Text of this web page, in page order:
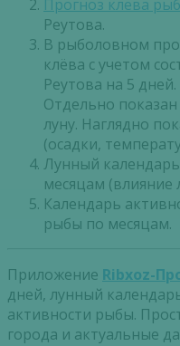
Прогноз клева
Реутова.
В рыболовном
клёва с учетом
Реутова на 5 дней.
Отдельно
луну. Наглядно
(осадки,
Лунный
месяцам (влияние
Календарь
рыбы по месяцам.
Приложение Ribxoz-
дней, лунный
активности рыбы.
города и актуальные